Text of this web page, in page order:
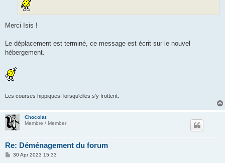
Merci Isis !
Le déplacement est terminé, ce message est écrit sur le nouvel
hébergement.
Les courses hippiques, lorsqu'elles s'y frottent.
Chocolat
Membre / Member
Re: Déménagement du forum
P30 Apr 2023 15:33